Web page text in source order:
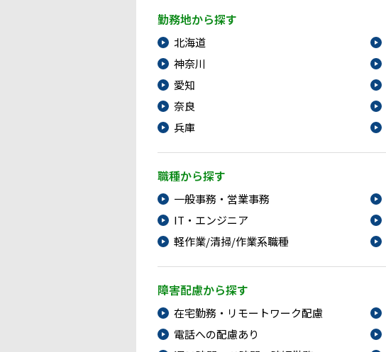
勤務地から探す
北海道
神奈川
愛知
奈良
兵庫
職種から探す
一般事務・営業事務
IT・エンジニア
軽作業/清掃/作業系職種
障害配慮から探す
在宅勤務・リモートワーク配慮
電話への配慮あり